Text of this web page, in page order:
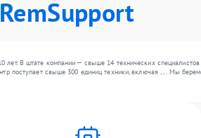
RemSupport
В штате компании — свыше 14 технических
поступает свыше 300 единиц техники, включая , , . Мы